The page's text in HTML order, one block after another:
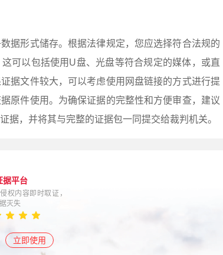
据形式储存。根据法律规定，您应选择符合法规的
可以包括使用U盘、光盘等符合规定的媒体，或直
据文件较大，可以考虑使用网盘链接的方式进行提
原件使用。为确保证据的完整性和方便审查，建议
据，并将其与完整的证据包一同提交给裁判机关。
据平台
权内容即时取证，
灭失
立即使用